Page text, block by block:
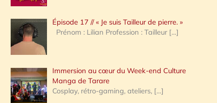
c
h
e
:
Épisode 17 // « Je suis Tailleur de pierre. »
Prénom : Lilian Profession : Tailleur […]
Immersion au cœur du Week-end Culture
Manga de Tarare
Cosplay, rétro-gaming, ateliers, […]